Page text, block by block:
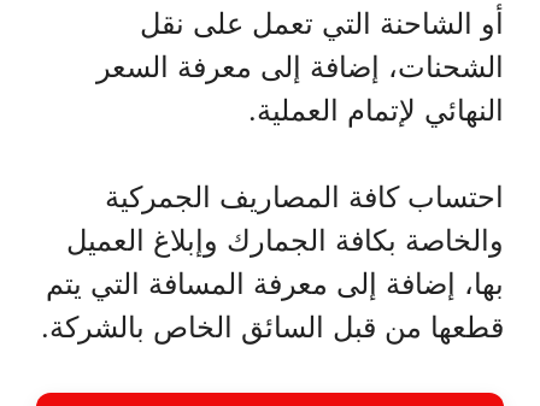
أو الشاحنة التي تعمل على نقل
الشحنات، إضافة إلى معرفة السعر
النهائي لإتمام العملية.
احتساب كافة المصاريف الجمركية
والخاصة بكافة الجمارك وإبلاغ العميل
بها، إضافة إلى معرفة المسافة التي يتم
قطعها من قبل السائق الخاص بالشركة.